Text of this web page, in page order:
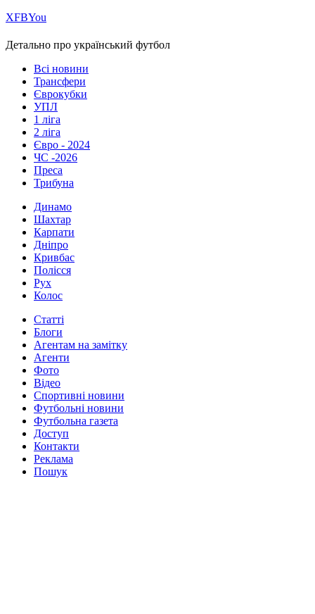
ХFBYou
Детально про український футбол
Всі новини
Трансфери
Єврокубки
УПЛ
1 ліга
2 ліга
Євро - 2024
ЧС -2026
Преса
Трибуна
Динамо
Шахтар
Карпати
Дніпро
Кривбас
Полісся
Рух
Колос
Статті
Блоги
Агентам на замітку
Агенти
Фото
Відео
Спортивні новини
Футбольні новини
Футбольна газета
Доступ
Контакти
Реклама
Пошук